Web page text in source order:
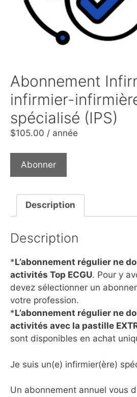
Abonnement
infirmier-
spécialisé (IPS)
$105.00 / année
Abonner
Description
Description
*L’abonnement régulier ne
activités Top ECGU. Pour y
devez sélectionner un
votre profession.
*L’abonnement régulier ne
activités avec la pastille
sont disponibles en achat
Je suis un(e) infirmier(ère)
Un abonnement annuel vous